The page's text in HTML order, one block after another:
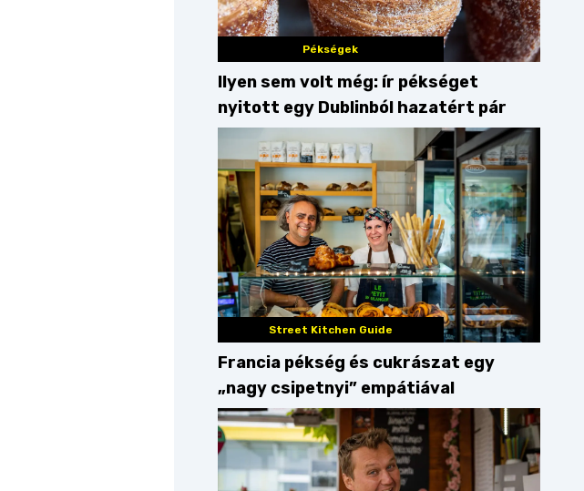
Pékségek
Ilyen sem volt még: ír pékséget
nyitott egy Dublinból hazatért pár
Street Kitchen Guide
Francia pékség és cukrászat egy
„nagy csipetnyi” empátiával